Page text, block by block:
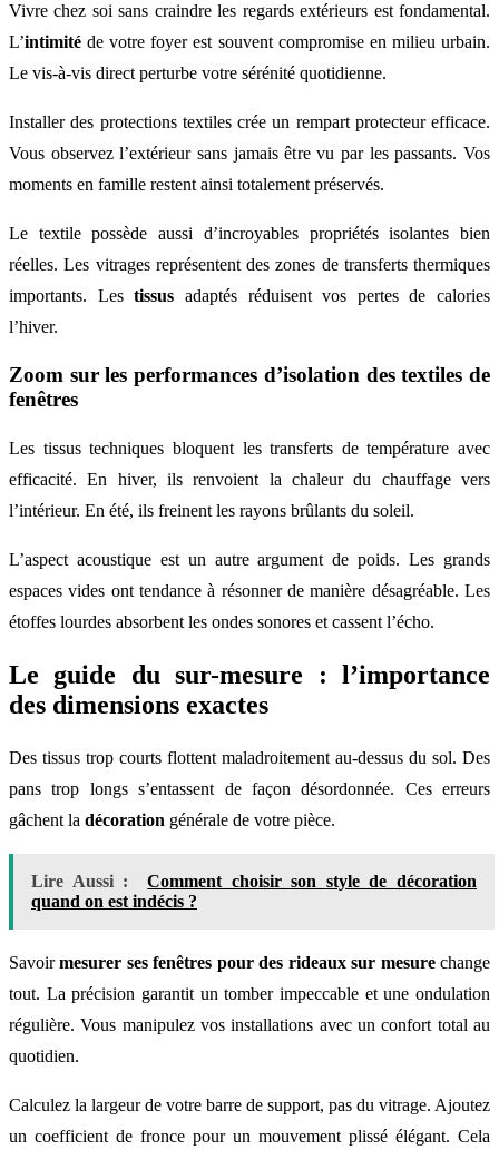
Vivre chez soi sans craindre les regards extérieurs est fondamental.
L’intimité de votre foyer est souvent compromise en milieu urbain.
Le vis-à-vis direct perturbe votre sérénité quotidienne.
Installer des protections textiles crée un rempart protecteur efficace.
Vous observez l’extérieur sans jamais être vu par les passants. Vos
moments en famille restent ainsi totalement préservés.
Le textile possède aussi d’incroyables propriétés isolantes bien
réelles. Les vitrages représentent des zones de transferts thermiques
importants. Lestissus adaptés réduisent vos pertes de calories
l’hiver.
Zoom sur les performances d’isolation des textiles de
fenêtres
Les tissus techniques bloquent les transferts de température avec
efficacité. En hiver, ils renvoient la chaleur du chauffage vers
l’intérieur. En été, ils freinent les rayons brûlants du soleil.
L’aspect acoustique est un autre argument de poids. Les grands
espaces vides ont tendance à résonner de manière désagréable. Les
étoffes lourdes absorbent les ondes sonores et cassent l’écho.
Le guide du sur-mesure : l’importance
des dimensions exactes
Des tissus trop courts flottent maladroitement au-dessus du sol. Des
pans trop longs s’entassent de façon désordonnée. Ces erreurs
gâchent la décoration générale de votre pièce.
Lire Aussi :
Comment choisir son style de décoration
quand on est indécis ?
Savoirmesurer ses fenêtres pour des rideaux sur mesurechange
tout. La précision garantit un tomber impeccable et une ondulation
régulière. Vous manipulez vos installations avec un confort total au
quotidien.
Calculez la largeur de votre barre de support, pas du vitrage. Ajoutez
un coefficient de fronce pour un mouvement plissé élégant. Cela